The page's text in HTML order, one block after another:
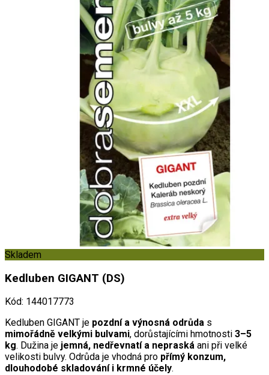
Skladem
Kedluben GIGANT (DS)
Kód: 144017773
Kedluben GIGANT je pozdní a výnosná odrůda s
mimořádně velkými bulvami, dorůstajícími hmotnosti 3–5
kg. Dužina je jemná, nedřevnatí a nepraská ani při velké
velikosti bulvy. Odrůda je vhodná pro přímý konzum,
dlouhodobé skladování i krmné účely.